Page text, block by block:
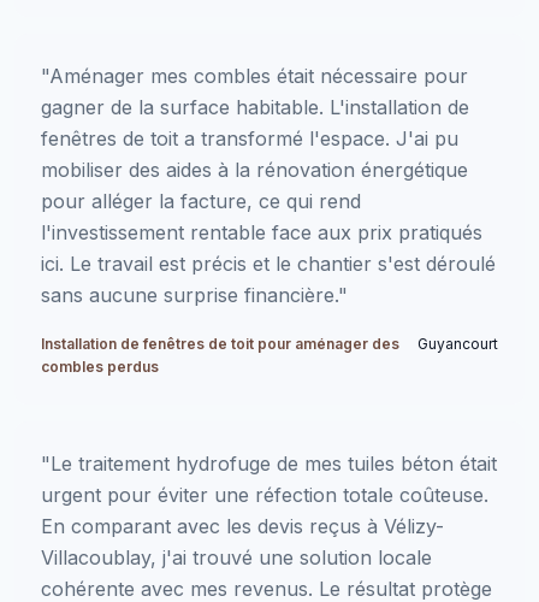
"Aménager mes combles était nécessaire pour
gagner de la surface habitable. L'installation de
fenêtres de toit a transformé l'espace. J'ai pu
mobiliser des aides à la rénovation énergétique
pour alléger la facture, ce qui rend
l'investissement rentable face aux prix pratiqués
ici. Le travail est précis et le chantier s'est déroulé
sans aucune surprise financière."
Installation de fenêtres de toit pour aménager des
combles perdus
Guyancourt
"Le traitement hydrofuge de mes tuiles béton était
urgent pour éviter une réfection totale coûteuse.
En comparant avec les devis reçus à Vélizy-
Villacoublay, j'ai trouvé une solution locale
cohérente avec mes revenus. Le résultat protège